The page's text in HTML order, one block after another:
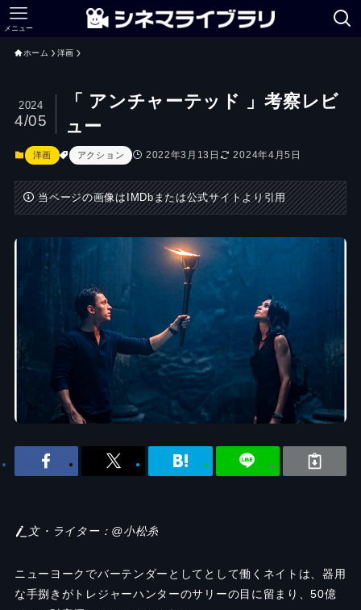
メニュー
ホーム 洋画
「 アンチャーテッド 」考察レビ
ュー
2024
4/05
洋画 アクション 2022年3月13日 2024年4月5日
当ページの画像はIMDbまたは公式サイトより引用
文・ライター：@小松糸
ニューヨークでバーテンダーとしてとして働くネイトは、器用
な手捌きがトレジャーハンターのサリーの目に留まり、50億